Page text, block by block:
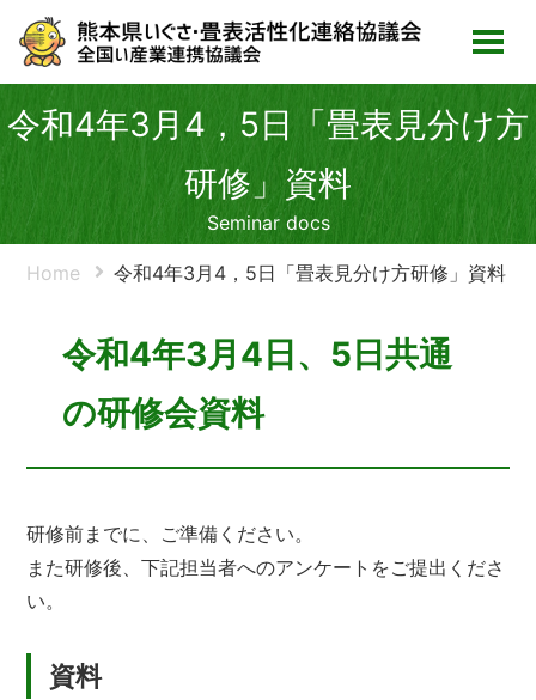
令和4年3月4，5日「畳表見分け方
研修」資料
Seminar docs
Home 令和4年3月4，5日「畳表見分け方研修」資料
令和4年3月4日、5日共通
の研修会資料
研修前までに、ご準備ください。
また研修後、下記担当者へのアンケートをご提出くださ
い。
資料